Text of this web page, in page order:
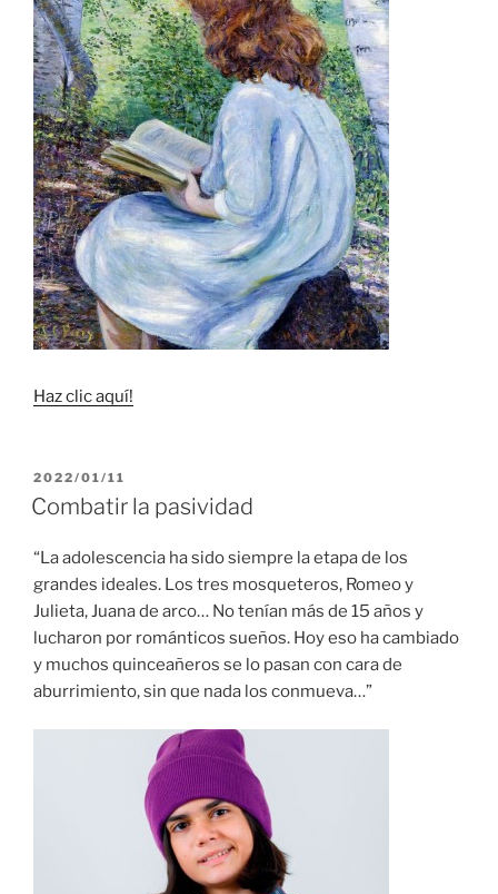
Haz clic aquí!
PUBLICADO
EL
2022/01/11
Combatir la pasividad
“La adolescencia ha sido siempre la etapa de los
grandes ideales. Los tres mosqueteros, Romeo y
Julieta, Juana de arco… No tenían más de 15 años y
lucharon por románticos sueños. Hoy eso ha cambiado
y muchos quinceañeros se lo pasan con cara de
aburrimiento, sin que nada los conmueva…”